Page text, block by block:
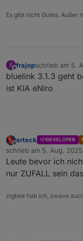
Es gibt nicht Gutes. Außer
F
Offline
frajopschrieb am 5.
zuletzt editiert
bluelink 3.1.3 geht
ist KIA eNiro
Offline
arteck DEVELOPER
schrieb am 5. Aug.
zuletzt editiert von
Leute bevor ich
nur ZUFALL sein
zigbee hab ich, zwave